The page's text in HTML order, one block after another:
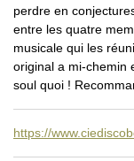
perdre en
entre les quatre
musicale qui les
original a mi-chemin
soul quoi !
https://